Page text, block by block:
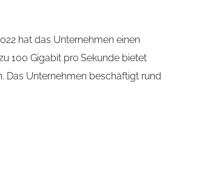
hat das Unternehmen einen
100 Gigabit pro Sekunde bietet
Das Unternehmen beschäftigt rund